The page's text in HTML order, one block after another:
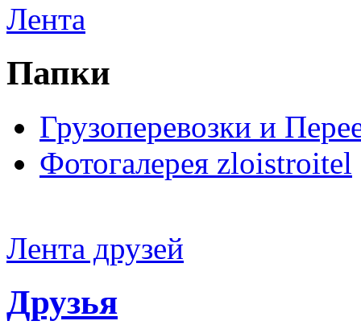
Лента
Папки
Грузоперевозки и
Фотогалерея zloistroitel
Лента друзей
Друзья